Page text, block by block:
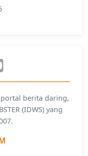
berita daring,
(IDWS) yang